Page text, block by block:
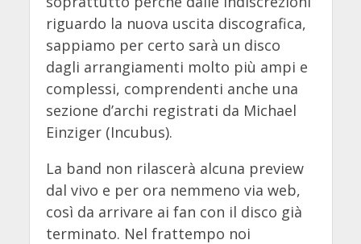
riguardo la nuova uscita discografica,
sappiamo per certo sarà un disco
dagli arrangiamenti molto più ampi e
complessi, comprendenti anche una
sezione d’archi registrati da Michael
Einziger (Incubus).
La band non rilascerà alcuna preview
dal vivo e per ora nemmeno via web,
così da arrivare ai fan con il disco già
terminato. Nel frattempo noi